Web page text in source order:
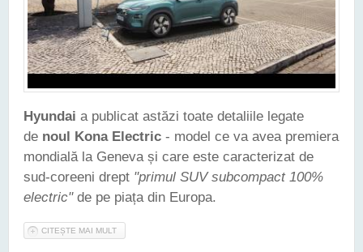
Hyundai a publicat astăzi toate detaliile legate
de noul Kona Electric - model ce va avea premiera
mondială la Geneva și care este caracterizat de
sud-coreeni drept "primul SUV subcompact 100%
electric"de pe piața din Europa.
CITEȘTE MAI MULT